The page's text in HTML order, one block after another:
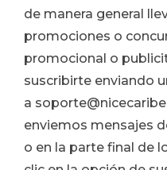
de manera general
promociones o
promocional o
suscribirte enviando
a
enviemos mensajes
o en la parte final de